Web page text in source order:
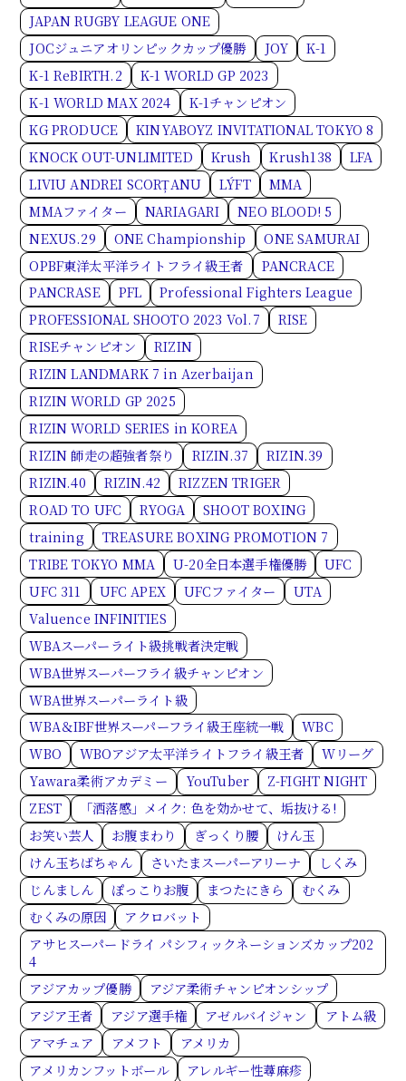
JAPAN RUGBY LEAGUE ONE
JOCジュニアオリンピックカップ優勝
JOY
K-1
K-1 ReBIRTH.2
K-1 WORLD GP 2023
K-1 WORLD MAX 2024
K-1チャンピオン
KG PRODUCE
KINYABOYZ INVITATIONAL TOKYO 8
KNOCK OUT-UNLIMITED
Krush Krush138
LFA
LIVIU ANDREI SCORȚANU
LÝFT
MMA
MMAファイター
NARIAGARI
NEO BLOOD! 5
NEXUS.29
ONE Championship
ONE SAMURAI
OPBF東洋太平洋ライトフライ級王者
PANCRACE
PANCRASE
PFL
Professional Fighters League
PROFESSIONAL SHOOTO 2023 Vol.7
RISE
RISEチャンピオン
RIZIN
RIZIN LANDMARK 7 in Azerbaijan
RIZIN WORLD GP 2025
RIZIN WORLD SERIES in KOREA
RIZIN 師走の超強者祭り
RIZIN.37
RIZIN.39
RIZIN.40
RIZIN.42
RIZZEN TRIGER
ROAD TO UFC
RYOGA
SHOOT BOXING
training
TREASURE BOXING PROMOTION 7
TRIBE TOKYO MMA
U-20全日本選手権優勝
UFC
UFC 311
UFC APEX UFCファイター
UTA
Valuence INFINITIES
WBAスーパーライト級挑戦者決定戦
WBA世界スーパーフライ級チャンピオン
WBA世界スーパーライト級
WBA＆IBF世界スーパーフライ級王座統一戦
WBC
WBO
WBOアジア太平洋ライトフライ級王者
Wリーグ
Yawara柔術アカデミー
YouTuber
Z-FIGHT NIGHT
ZEST
「洒落感」メイク: 色を効かせて、垢抜ける!
お笑い芸人
お腹まわり ぎっくり腰
けん玉
けん玉ちばちゃん
さいたまスーパーアリーナ
しくみ
じんましん
ぽっこりお腹 まつたにきら
むくみ
むくみの原因
アクロバット
アサヒスーパードライ パシフィックネーションズカップ202
4
アジアカップ優勝
アジア柔術チャンピオンシップ
アジア王者
アジア選手権 アゼルバイジャン
アトム級
アマチュア
アメフト
アメリカ
アメリカンフットボール
アレルギー性蕁麻疹